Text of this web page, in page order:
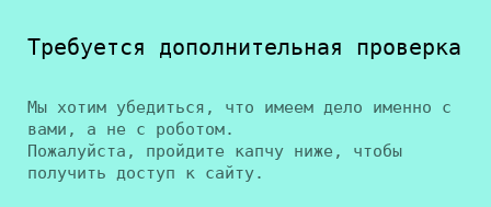
Требуется дополнительная проверка
Мы хотим убедиться, что имеем дело именно с
вами, а не с роботом.
Пожалуйста, пройдите капчу ниже, чтобы
получить доступ к сайту.